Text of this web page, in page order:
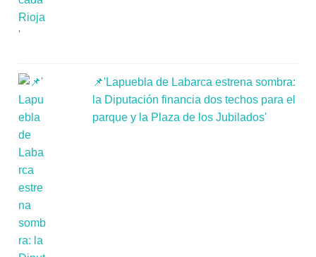
📌'Lapuebla de Labarca estrena sombra:
la Diputación financia dos techos para el
parque y la Plaza de los Jubilados'